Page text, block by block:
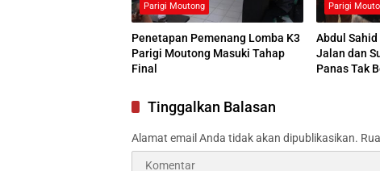
Parigi Moutong
Penetapan Pemenang Lomba K3
Parigi Moutong Masuki Tahap
Final
Parigi
Abdul
Jalan dan
Panas Tak
Tinggalkan Balasan
Alamat email Anda tidak akan dipublikasikan.